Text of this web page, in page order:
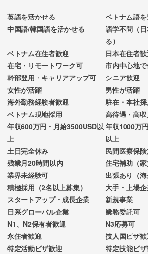
英語を活かせる
ベトナム語
中国語/韓国語を活かせる
語学不問（
る）
ベトナム在住者歓迎
日本在住者
在宅・リモートワーク可
市内中心地で
幹部登用・キャリアアップ可
シニア歓迎
女性が活躍
男性が活躍
海外勤務経験者歓迎
駐在・本社
ベトナム現地採用
高待遇・高収
年収600万円・月給3500USD以
上
年収1000万
以上
土日完全休み
民間医療保
残業月20時間以内
住宅補助（
業界未経験可
出張あり（海
積極採用（2名以上募集）
大手・上場
スタートアップ・成長企業
新規事業
日系グローバル企業
業務委託可
N1、N2保有者歓迎
N3応募可
永住者歓迎
技人国ビザ
特定活動ビザ歓迎
特定技能ビ